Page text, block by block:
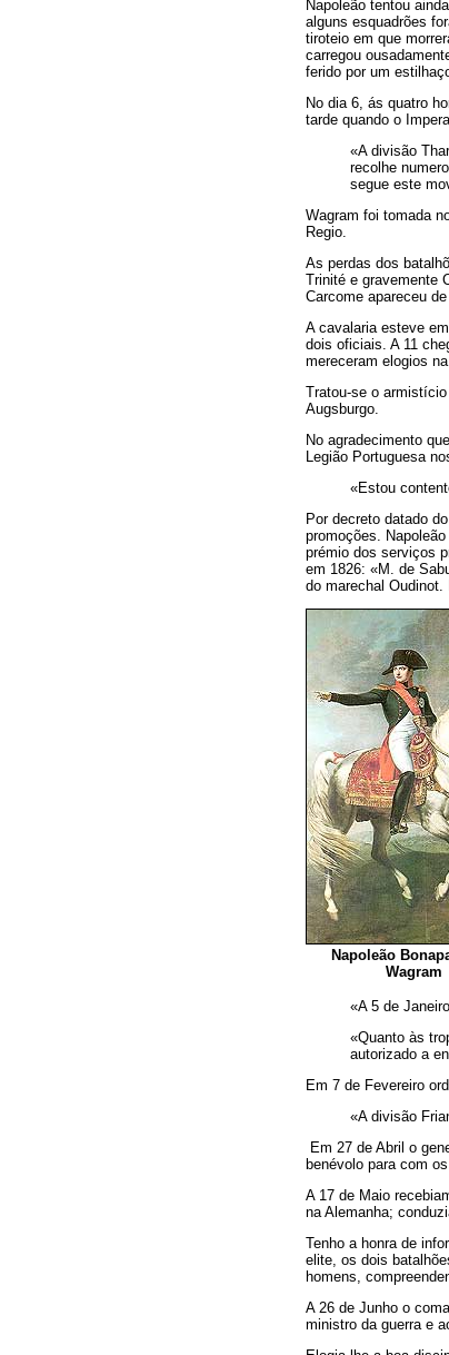
Napoleão tentou
alguns esquadrões
tiroteio em que
carregou
ferido por um
No dia 6, ás quatro
tarde quando o
«A divisão
recolhe
segue este
Wagram foi tomada
Regio.
As perdas dos
Trinité e gravemente
Carcome apareceu
A cavalaria esteve
dois oficiais. A 11
mereceram elogios
Tratou-se o
Augsburgo.
No agradecimento
Legião Portuguesa
«Estou
Por decreto datado
promoções.
prémio dos serviços
em 1826: «M. de
do marechal
Napoleão
Wagram
«A 5 de
«Quanto às
autorizado a
Em 7 de Fevereiro
«A divisão
Em 27 de Abril o
benévolo para com
A 17 de Maio
na Alemanha;
Tenho a honra de
elite, os dois
homens,
A 26 de Junho o
ministro da guerra e